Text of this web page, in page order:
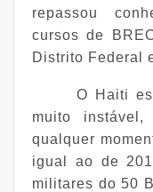
repassou
cursos de
Distrito Federal
O Haiti
muito
qualquer
igual ao de
militares do 50